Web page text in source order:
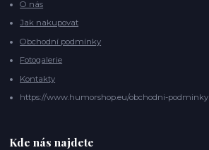
O nás
Jak nakupovat
Obchodní podmínky
Fotogalerie
Kontakty
https://www.humorshop.eu/obchodni-podminky
Kde nás najdete